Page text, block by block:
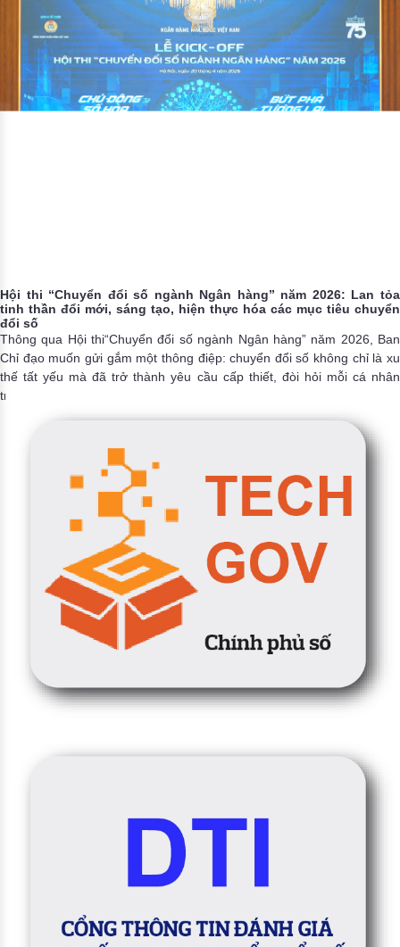
Hội thi “Chuyển đổi số ngành Ngân hàng” năm 2026: Lan tỏa
tinh thần đổi mới, sáng tạo, hiện thực hóa các mục tiêu chuyển
đổi số
Thông qua Hội thi“Chuyển đổi số ngành Ngân hàng” năm 2026, Ban
Chỉ đạo muốn gửi gắm một thông điệp: chuyển đổi số không chỉ là xu
thế tất yếu mà đã trở thành yêu cầu cấp thiết, đòi hỏi mỗi cá nhân
trong Ngành phải chủ động thích ứng, không ngừng học hỏi và đổi
hàng thể hiện quyết tâm đi đầu trong công cuộc chuyển đổi số quốc
gia, hướng tới xây dựng một hệ sinh thái ngân hàng số hiện đại, an
toàn, hiệu quả và lấy khách hàng làm trung tâm.